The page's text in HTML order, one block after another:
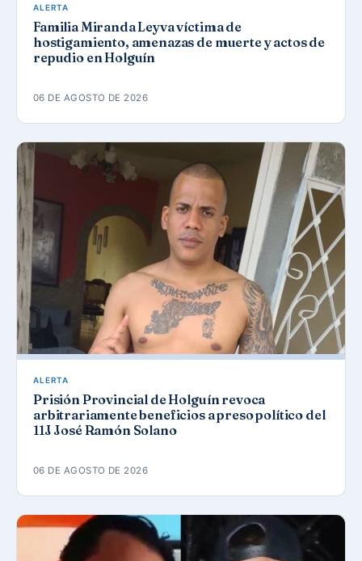
ALERTA
Familia Miranda Leyva víctima de
hostigamiento, amenazas de muerte y actos de
repudio en Holguín
06 DE AGOSTO DE 2026
ALERTA
Prisión Provincial de Holguín revoca
arbitrariamente beneficios a preso político del
11J José Ramón Solano
06 DE AGOSTO DE 2026